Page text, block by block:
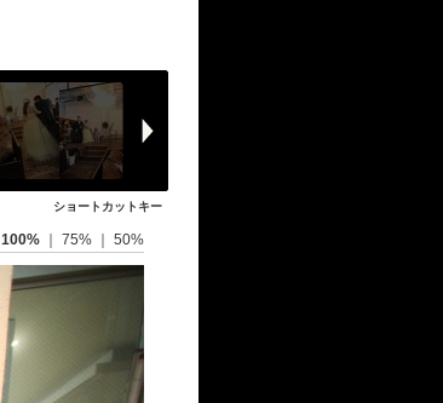
ショートカットキー
100% 75% 50%